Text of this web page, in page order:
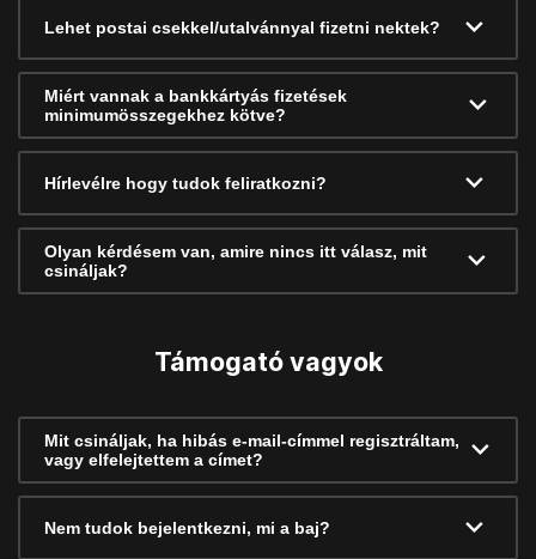
Lehet postai csekkel/utalvánnyal fizetni nektek?
Miért vannak a bankkártyás fizetések
minimumösszegekhez kötve?
Hírlevélre hogy tudok feliratkozni?
Olyan kérdésem van, amire nincs itt válasz, mit
csináljak?
Támogató vagyok
Mit csináljak, ha hibás e-mail-címmel regisztráltam,
vagy elfelejtettem a címet?
Nem tudok bejelentkezni, mi a baj?